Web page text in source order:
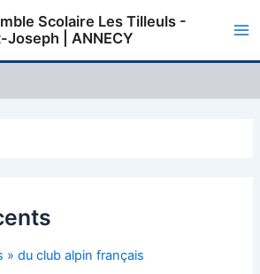
Scolaire Les Tilleuls -
Joseph | ANNECY
» du club alpin français